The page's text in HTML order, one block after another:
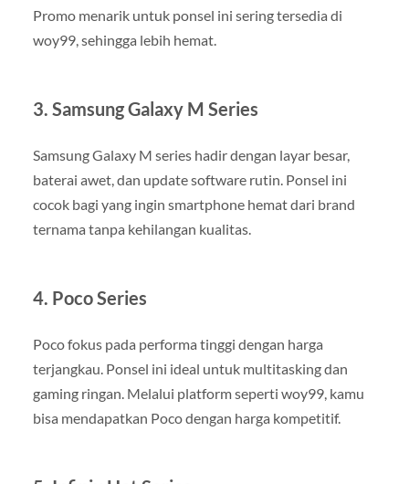
Promo menarik untuk ponsel ini sering tersedia di
woy99, sehingga lebih hemat.
3. Samsung Galaxy M Series
Samsung Galaxy M series hadir dengan layar besar,
baterai awet, dan update software rutin. Ponsel ini
cocok bagi yang ingin smartphone hemat dari brand
ternama tanpa kehilangan kualitas.
4. Poco Series
Poco fokus pada performa tinggi dengan harga
terjangkau. Ponsel ini ideal untuk multitasking dan
gaming ringan. Melalui platform seperti woy99, kamu
bisa mendapatkan Poco dengan harga kompetitif.